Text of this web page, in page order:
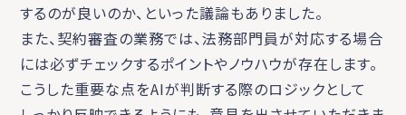
するのが良いのか、といった議論もありました。
また、契約審査の業務では、法務部門員が対応する場合
には必ずチェックするポイントやノウハウが存在します。
こうした重要な点をAIが判断する際のロジックとして